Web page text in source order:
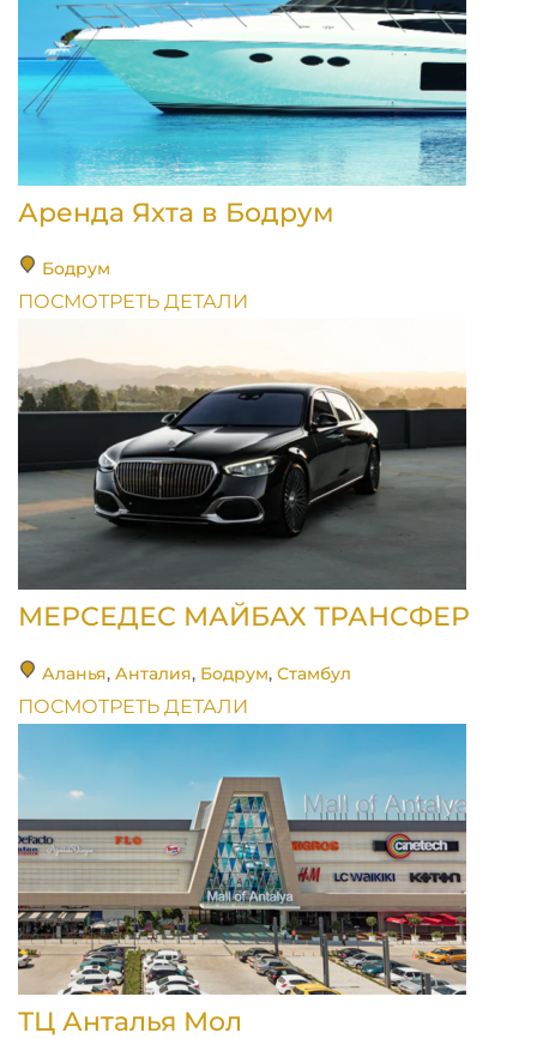
Аренда Яхта в Бодрум
Бодрум
ПОСМОТРЕТЬ ДЕТАЛИ
МЕРСЕДЕС МАЙБАХ ТРАНСФЕР
Аланья, Анталия, Бодрум, Стамбул
ПОСМОТРЕТЬ ДЕТАЛИ
ТЦ Анталья Мол